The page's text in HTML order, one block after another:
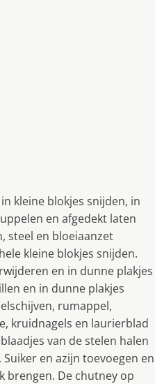
kleine blokjes snijden, in
en afgedekt laten
steel en bloeiaanzet
kleine blokjes snijden.
en in dunne plakjes
en in dunne plakjes
rumappel,
kruidnagels en laurierblad
van de stelen halen
en azijn toevoegen en
brengen. De chutney op